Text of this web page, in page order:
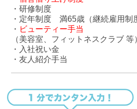
・研修制度
・定年制度 満65歳（継続雇用制
・ ビューティー手当
（美容室、フィットネスクラブ 等
・入社祝い金
・友人紹介手当